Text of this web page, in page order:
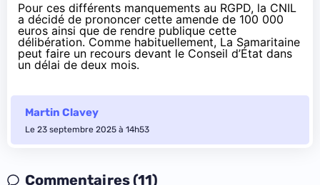
Pour ces différents manquements au RGPD, la CNIL
a décidé de prononcer cette amende de 100 000
euros ainsi que de rendre publique cette
délibération. Comme habituellement, La Samaritaine
peut faire un recours devant le Conseil d’État dans
un délai de deux mois.
Martin Clavey
Le 23 septembre 2025 à 14h53
Commentaires (11)